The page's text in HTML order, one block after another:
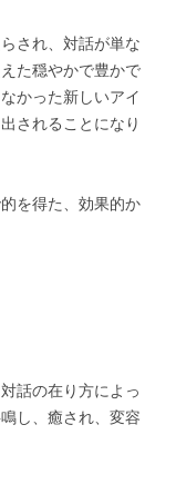
され、対話が単な
た穏やかで豊かで
かった新しいアイ
されることになり
を得た、効果的か
話の在り方によっ
し、癒され、変容